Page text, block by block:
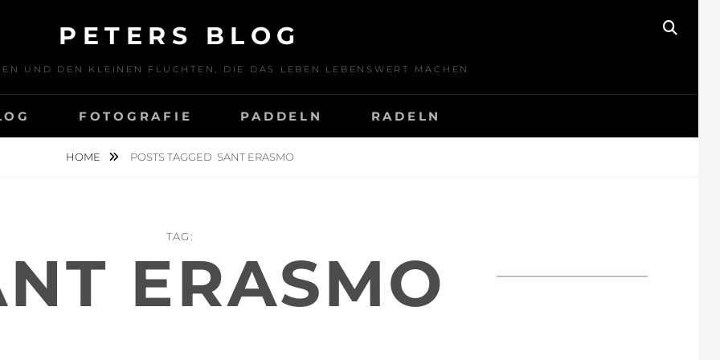
PETERS BLOG
UND DEN KLEINEN FLUCHTEN, DIE DAS LEBEN LEBENSWERT MACHEN
FOTOGRAFIE PADDELN RADELN
HOME POSTS TAGGED SANT ERASMO
TAG:
ERASMO